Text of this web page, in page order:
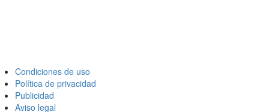
Condiciones de uso
Política de privacidad
Publicidad
Aviso legal